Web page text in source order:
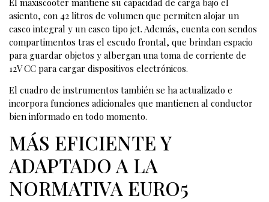
asiento, con 42 litros de volumen que permiten alojar un
casco integral y un casco tipo jet. Además, cuenta con sendos
compartimentos tras el escudo frontal, que brindan espacio
para guardar objetos y albergan una toma de corriente de
12V CC para cargar dispositivos electrónicos.
El cuadro de instrumentos también se ha actualizado e
incorpora funciones adicionales que mantienen al conductor
bien informado en todo momento.
MÁS EFICIENTE Y
ADAPTADO A LA
NORMATIVA EURO5